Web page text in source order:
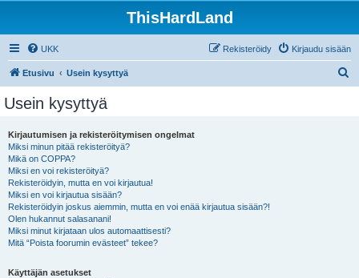
ThisHardLand
UKK Kirjaudu sisään
Rekisteröidy
Etusivu Usein kysyttyä
Usein kysyttyä
Kirjautumisen ja rekisteröitymisen ongelmat
Miksi minun pitää rekisteröityä?
Mikä on COPPA?
Miksi en voi rekisteröityä?
Rekisteröidyin, mutta en voi kirjautua!
Miksi en voi kirjautua sisään?
Rekisteröidyin joskus aiemmin, mutta en voi enää kirjautua sisään?!
Olen hukannut salasanani!
Miksi minut kirjataan ulos automaattisesti?
Mitä “Poista foorumin evästeet” tekee?
Käyttäjän asetukset